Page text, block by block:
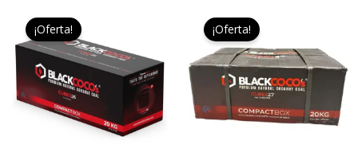
¡Oferta!
precio
original
era:
159,00 €.
es:
110,00 €.
¡Oferta!
precio
original
era:
159,00 €.
es:
110,00 €.